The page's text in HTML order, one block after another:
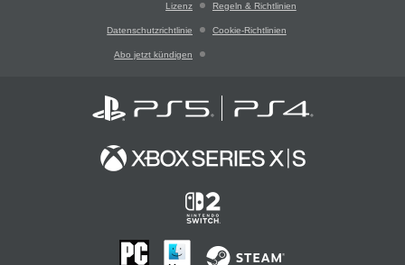
Lizenz Regeln & Richtlinien
Datenschutzrichtlinie Cookie-Richtlinien
Abo jetzt kündigen